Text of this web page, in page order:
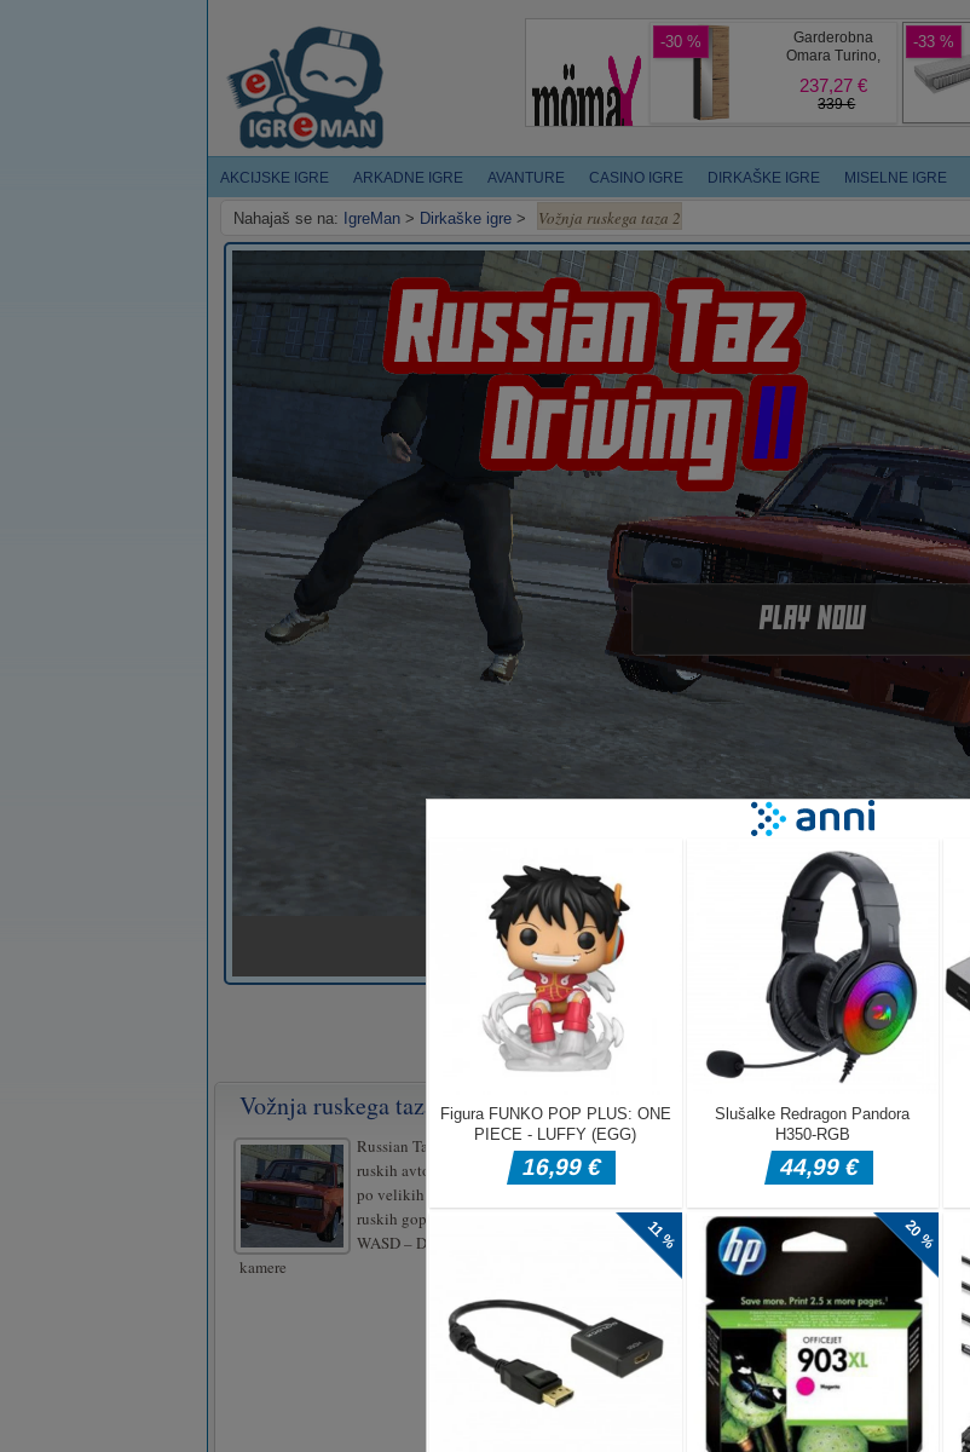
AKCIJSKE IGRE ARKADNE IGRE AVANTURE CASINO IGRE DIRKAŠKE IGRE MISELNE IGRE
Nahajaš se na: IgreMan > Dirkaške igre > Vožnja ruskega taza 2
Vožnja ruskega taza 2
Russian Taz Driving 2 ponuja veliko
ruskih avtomobilov za vožnjo in drfanje
po velikih mestnih ulicah, polnih plešočih
ruskih gopnikov.
WASD – Drive Space – Brake C – Menjava
kamere